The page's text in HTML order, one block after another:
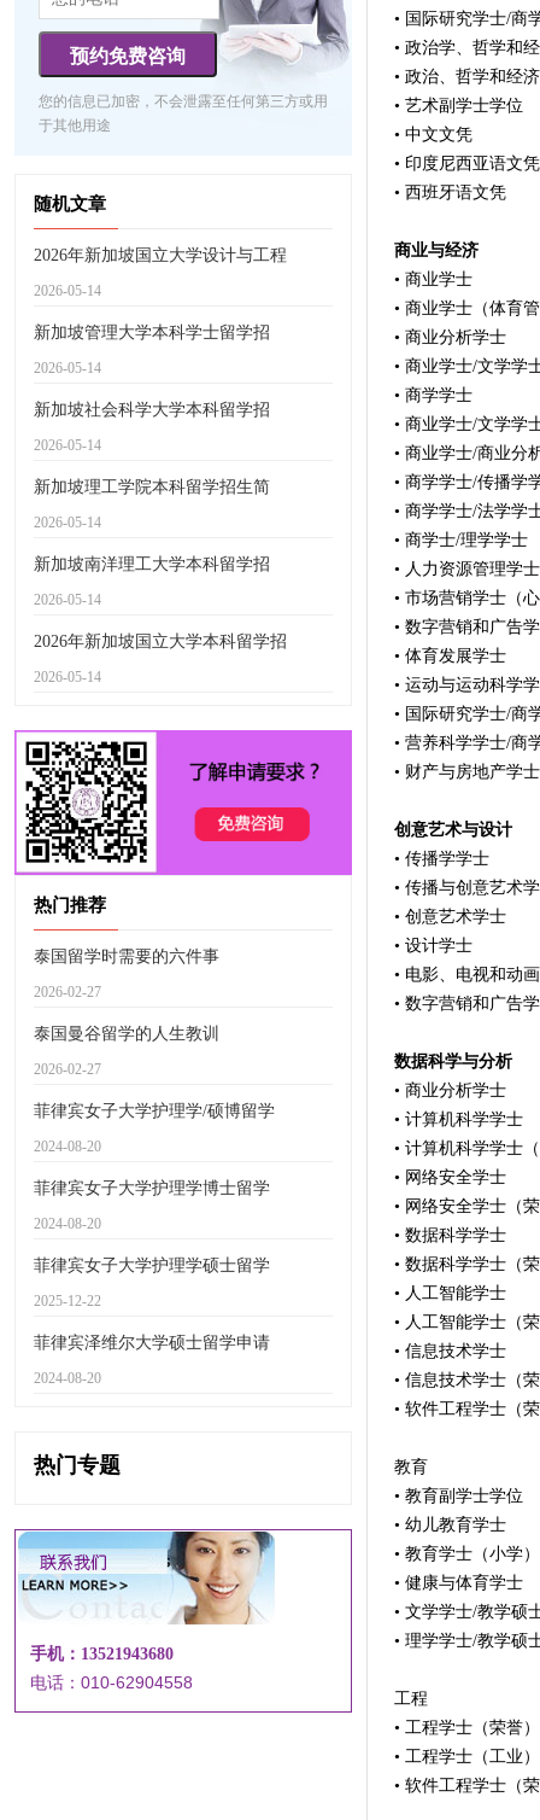
预约免费咨询
您的信息已加密，不会泄露至任何第三方或用
于其他用途
随机文章
2026年新加坡国立大学设计与工程
2026-05-14
新加坡管理大学本科学士留学招
2026-05-14
新加坡社会科学大学本科留学招
2026-05-14
新加坡理工学院本科留学招生简
2026-05-14
新加坡南洋理工大学本科留学招
2026-05-14
2026年新加坡国立大学本科留学招
2026-05-14
热门推荐
泰国留学时需要的六件事
2026-02-27
泰国曼谷留学的人生教训
2026-02-27
菲律宾女子大学护理学/硕博留学
2024-08-20
菲律宾女子大学护理学博士留学
2024-08-20
菲律宾女子大学护理学硕士留学
2025-12-22
菲律宾泽维尔大学硕士留学申请
2024-08-20
热门专题
手机：13521943680
电话：010-62904558
• 国际研究学士/商
• 政治学、哲学和
• 政治、哲学和经
• 艺术副学士学位
• 中文文凭
• 印度尼西亚语文凭
• 西班牙语文凭
商业与经济
• 商业学士
• 商业学士（体育
• 商业分析学士
• 商业学士/文学学
• 商学学士
• 商业学士/文学学
• 商业学士/商业分
• 商学学士/传播学
• 商学学士/法学学
• 商学士/理学学士
• 人力资源管理学
• 市场营销学士（
• 数字营销和广告
• 体育发展学士
• 运动与运动科学
• 国际研究学士/商
• 营养科学学士/商
• 财产与房地产学
创意艺术与设计
• 传播学学士
• 传播与创意艺术
• 创意艺术学士
• 设计学士
• 电影、电视和动
• 数字营销和广告
数据科学与分析
• 商业分析学士
• 计算机科学学士
• 计算机科学学士
• 网络安全学士
• 网络安全学士（
• 数据科学学士
• 数据科学学士（
• 人工智能学士
• 人工智能学士（
• 信息技术学士
• 信息技术学士（
• 软件工程学士（
教育
• 教育副学士学位
• 幼儿教育学士
• 教育学士（小学）
• 健康与体育学士
• 文学学士/教学硕
• 理学学士/教学硕
工程
• 工程学士（荣誉）
• 工程学士（工业
• 软件工程学士（